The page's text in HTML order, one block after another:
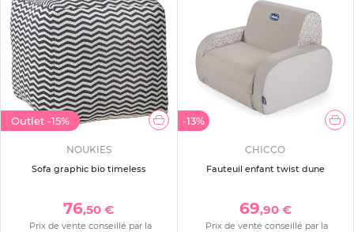
Outlet -15%
NOUKIES
Sofa graphic bio timeless
76,50 €
Prix de vente conseillé par la
-13%
CHICCO
Fauteuil enfant twist dune
69,90 €
Prix de vente conseillé par la